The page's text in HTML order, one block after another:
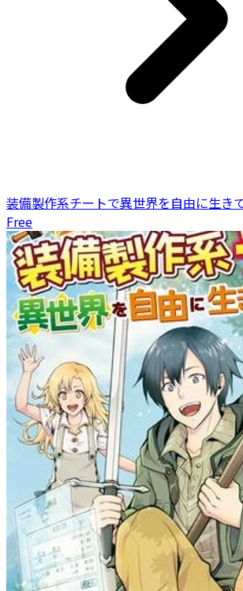
装備製作系チートで異世界を自由に生き
Free